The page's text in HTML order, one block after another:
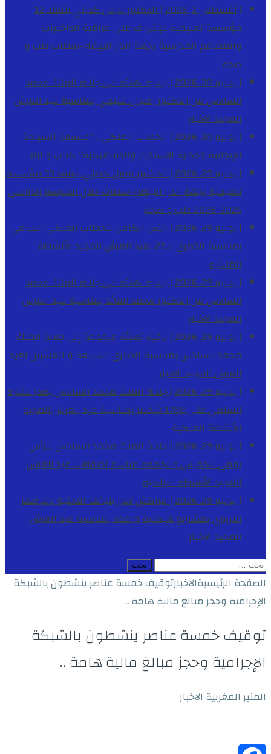
[ أغسطس 1, 2026 ]
الدكتور نوفل كديلي يتفقد 12
مؤسسة تعليمية للإشراف على مراقبة الداخليات
والمطاعم المدرسية بجهة الدار البيضاء-سطاتطب و
صحة
[ يوليو 30, 2026 ]
برقية تهنئة الى جلالة الملك محمد
السادس من الدكتور رضوان غنيمي بمناسبة عيد العرش
المجيدالاخبار
[ يوليو 30, 2026 ]
الخطاب الملكي .. “فلسفة السيادة
الإيجابية وجدلية الاستقرار والديناميكية”كتاب و اراء
[ يوليو 29, 2026 ]
الدكتور نوفل كديلي يتفقد 39 مؤسسة
تعليمية بجهة الدار البيضاء-سطات خلال الموسم الدراسي
2025-2026
طب و صحة
[ يوليو 29, 2026 ]
النص الكامل للخطاب الملكي السامي
بمناسبة الذكرى الـ27 لعيد العرش المجيد
الأنشطة
الملكية
[ يوليو 29, 2026 ]
برقية تهنئة الى جلالة الملك محمد
السادس من الدكتور محمد الفائد بمناسبة عيد العرش
المجيدالاخبار
[ يوليو 29, 2026 ]
برقية تهنئة مرفوعة إلى جلالة الملك
محمد السادس بمناسبة الذكرى السابعة و العشرين لعيد
العرش المجيدالاخبار
[ يوليو 29, 2026 ]
جلالة الملك محمد السادس يصدر عفوه
السامي على 1788 شخصا بمناسبة عيد العرش المجيد
الأنشطة الملكية
[ يوليو 29, 2026 ]
جلالة الملك محمد السادس يترأس
يومي الخميس والجمعة مراسم احتفالات عيد العرش
المجيدالأنشطة الملكية
[ يوليو 29, 2026 ]
مراكش تعزز بنياتها التحتية وعرضها
التربوي بمشاريع هيكلية واعدة بمناسبة عيد العرش
المجيدالاخبار
البحث
عن:
الصفحة الرئيسيةالاخبارتوقيف خمسة عناصر ينشطون بالشبكة
الإجرامية وحجز مبالغ مالية هامة ..
توقيف خمسة عناصر ينشطون بالشبكة
الإجرامية وحجز مبالغ مالية هامة ..
المنبر المغربيةالاخبار